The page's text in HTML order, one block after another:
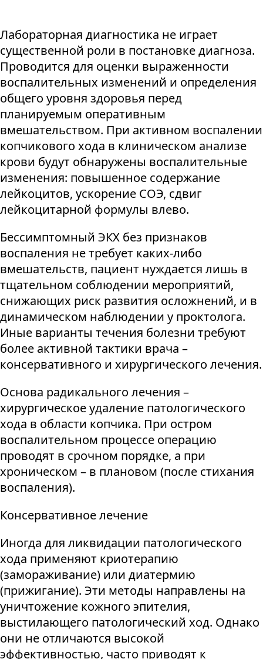
Лабораторная диагностика не играет
существенной роли в постановке диагноза.
Проводится для оценки выраженности
воспалительных изменений и определения
общего уровня здоровья перед
планируемым оперативным
вмешательством. При активном воспалении
копчикового хода в клиническом анализе
крови будут обнаружены воспалительные
изменения: повышенное содержание
лейкоцитов, ускорение СОЭ, сдвиг
лейкоцитарной формулы влево.
Бессимптомный ЭКХ без признаков
воспаления не требует каких-либо
вмешательств, пациент нуждается лишь в
тщательном соблюдении мероприятий,
снижающих риск развития осложнений, и в
динамическом наблюдении у проктолога.
Иные варианты течения болезни требуют
более активной тактики врача –
консервативного и хирургического лечения.
Основа радикального лечения –
хирургическое удаление патологического
хода в области копчика. При остром
воспалительном процессе операцию
проводят в срочном порядке, а при
хроническом – в плановом (после стихания
воспаления).
Консервативное лечение
Иногда для ликвидации патологического
хода применяют криотерапию
(замораживание) или диатермию
(прижигание). Эти методы направлены на
уничтожение кожного эпителия,
выстилающего патологический ход. Однако
они не отличаются высокой
эффективностью, часто приводят к